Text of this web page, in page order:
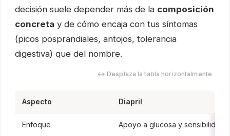
decisión suele depender más de la composición
concreta y de cómo encaja con tus síntomas
(picos posprandiales, antojos, tolerancia
digestiva) que del nombre.
↔ Desplaza la tabla horizontalmente
Aspecto Diapril
Enfoque Apoyo a glucosa y sensibilidad